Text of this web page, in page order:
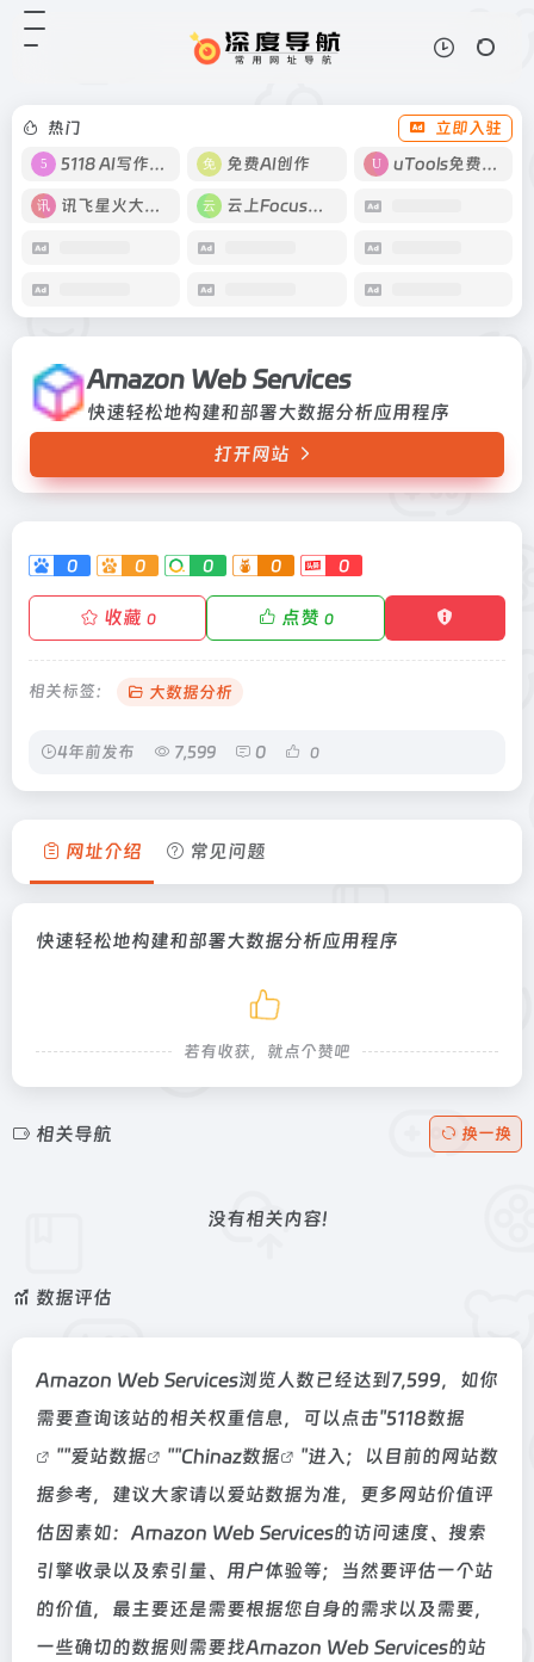
热门
立即入驻
5118 AI写作工具
免费AI创作 uTools免费工具箱
讯飞星火大模型 云上Focus接码
Amazon Web Services
快速轻松地构建和部署大数据分析应用程序
打开网站
0 0 0 0 0
收藏 0 点赞 0
相关标签： 大数据分析
4年前发布 7,599 0 0
Amazon Web Services
网址介绍 常见问题
快速轻松地构建和部署大数据分析应用程序
若有收获，就点个赞吧
相关导航 换一换
没有相关内容!
数据评估
Amazon Web Services浏览人数已经达到7,599，如你
需要查询该站的相关权重信息，可以点击"5118数据
""爱站数据 ""Chinaz数据
"进入；以目前的网站数
据参考，建议大家请以爱站数据为准，更多网站价值评
估因素如：Amazon Web Services的访问速度、搜索
引擎收录以及索引量、用户体验等；当然要评估一个站
的价值，最主要还是需要根据您自身的需求以及需要，
一些确切的数据则需要找Amazon Web Services的站